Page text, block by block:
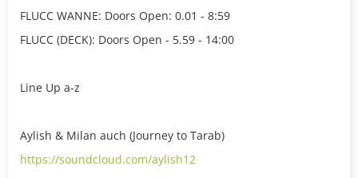
FLUCC WANNE: Doors Open: 0.01 - 8:59
FLUCC (DECK): Doors Open - 5.59 - 14:00
Line Up a-z
Aylish & Milan auch (Journey to Tarab)
https://soundcloud.com/aylish12